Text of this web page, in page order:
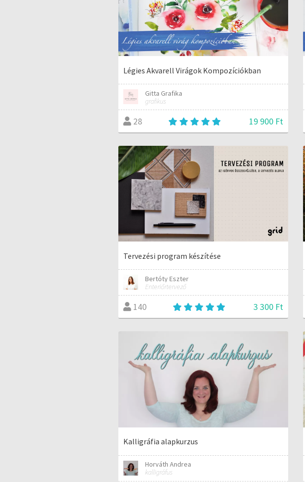
Légies Akvarell Virágok Kompozíciókban
Gitta Grafika
grafikus
28 19 900 Ft
Tervezési program készítése
Bertóty Eszter
Enteriőrtervező
140 3 300 Ft
Kalligráfia alapkurzus
Horváth Andrea
kalligráfus